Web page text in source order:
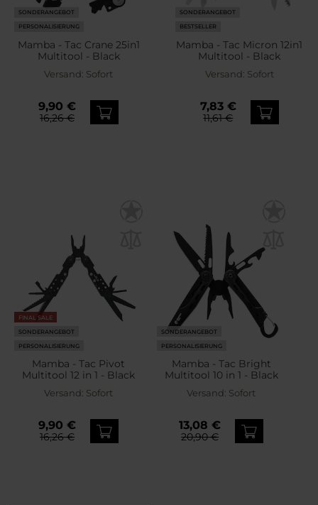
SONDERANGEBOT
PERSONALISIERUNG
Mamba - Tac Crane 25in1
Multitool - Black
Versand: Sofort
9,90 €
16,26 €
SONDERANGEBOT
BESTSELLER
Mamba - Tac Micron 12in1
Multitool - Black
Versand: Sofort
7,83 €
11,61 €
FINAL SALE
SONDERANGEBOT
PERSONALISIERUNG
Mamba - Tac Pivot
Multitool 12 in 1 - Black
Versand: Sofort
9,90 €
16,26 €
SONDERANGEBOT
PERSONALISIERUNG
Mamba - Tac Bright
Multitool 10 in 1 - Black
Versand: Sofort
13,08 €
20,90 €